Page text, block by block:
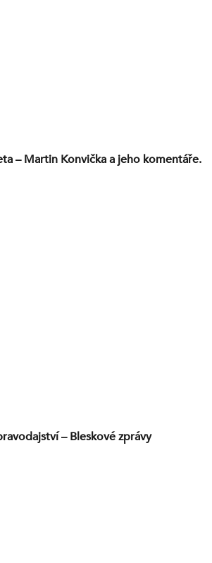
– Martin Konvička a jeho komentáře.
– Bleskové zprávy